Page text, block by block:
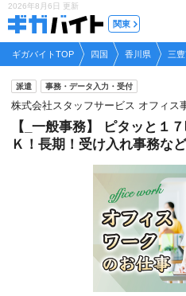
2026年8月6日 更新
関東
ギガバイトTOP 四国 香川県 三
派遣 事務・データ入力・受付
株式会社スタッフサービス オフィス
【_一般事務】 ピタッと１
Ｋ！長期！受け入れ事務な